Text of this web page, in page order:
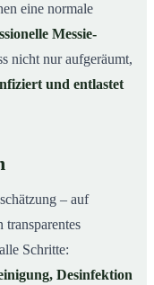
eine normale
Messie-
nicht nur aufgeräumt,
und entlastet
– auf
Schritte:
Desinfektion